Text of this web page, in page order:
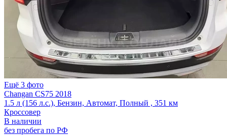
Ещё 3 фото
Changan CS75 2018
1.5 л (156 л.с.), Бензин, Автомат, Полный , 351 км
Кроссовер
В наличии
без пробега по РФ